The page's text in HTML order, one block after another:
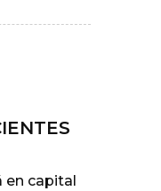
en capital